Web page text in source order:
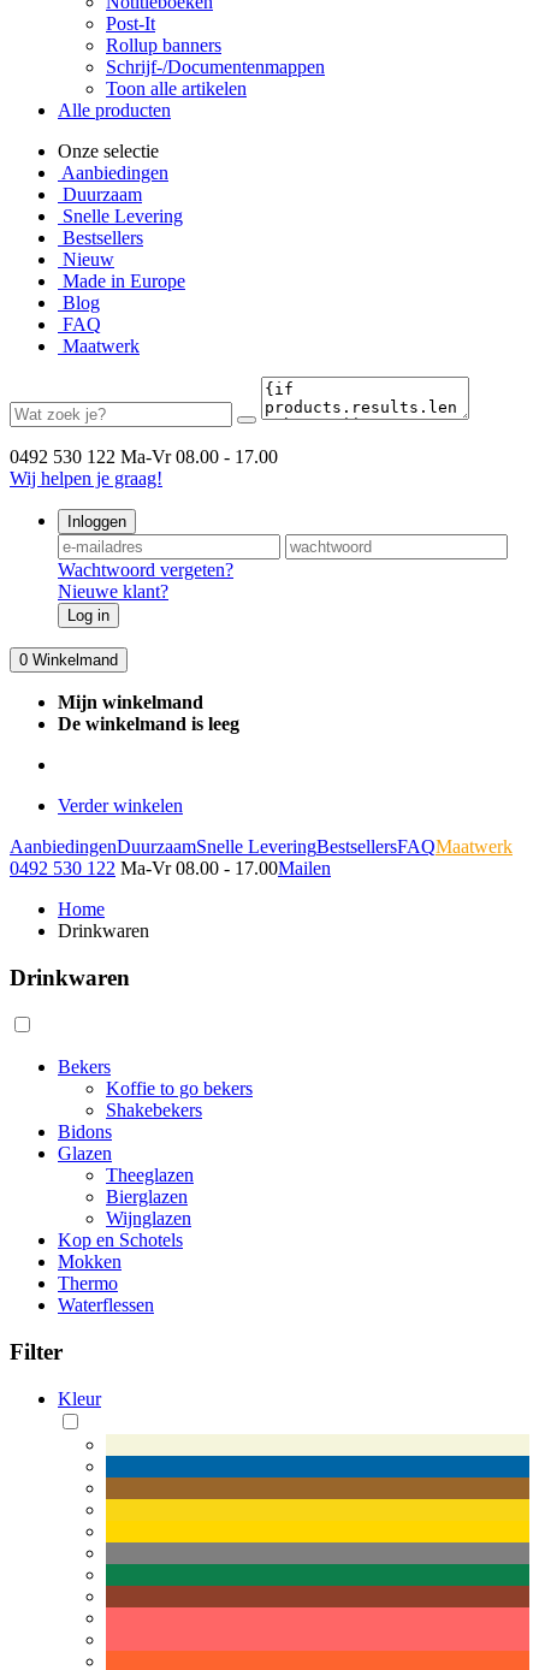
Post-It
Rollup banners
Schrijf-/Documentenmappen
Toon alle artikelen
Alle producten
Onze selectie
Aanbiedingen
Duurzaam
Snelle Levering
Bestsellers
Nieuw
Made in Europe
Blog
FAQ
Maatwerk
0492 530 122 Ma-Vr 08.00 - 17.00
Wij helpen je graag!
Inloggen
Wachtwoord vergeten?
Nieuwe klant?
Log in
0 Winkelmand
Mijn winkelmand
De winkelmand is leeg
Verder winkelen
AanbiedingenDuurzaamSnelle LeveringBestsellersFAQMaatwerk
0492 530 122 Ma-Vr 08.00 - 17.00Mailen
Home
Drinkwaren
Drinkwaren
Bekers
Koffie to go bekers
Shakebekers
Bidons
Glazen
Theeglazen
Bierglazen
Wijnglazen
Kop en Schotels
Mokken
Thermo
Waterflessen
Filter
Kleur